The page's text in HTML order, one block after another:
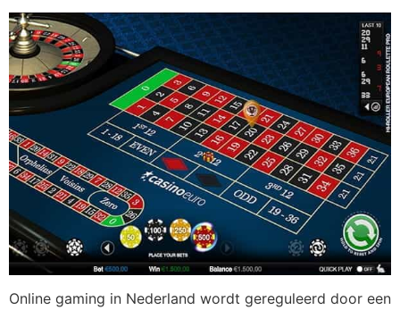
Online gaming in Nederland wordt gereguleerd door een